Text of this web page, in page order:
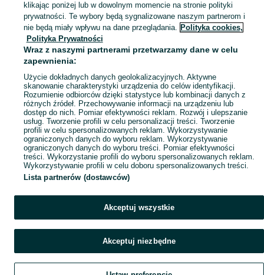
Mapa kategorii
Mapa miejscowości
Mapa ministron
Popularne wyszukiwania
klikając poniżej lub w dowolnym momencie na stronie polityki
prywatności. Te wybory będą sygnalizowane naszym partnerom i
nie będą miały wpływu na dane przeglądania. Polityka cookies,
Polityka Prywatności
Wraz z naszymi partnerami przetwarzamy dane w celu
zapewnienia:
Użycie dokładnych danych geolokalizacyjnych. Aktywne
skanowanie charakterystyki urządzenia do celów identyfikacji.
Rozumienie odbiorców dzięki statystyce lub kombinacji danych z
różnych źródeł. Przechowywanie informacji na urządzeniu lub
dostęp do nich. Pomiar efektywności reklam. Rozwój i ulepszanie
usług. Tworzenie profili w celu personalizacji treści. Tworzenie
profili w celu spersonalizowanych reklam. Wykorzystywanie
ograniczonych danych do wyboru reklam. Wykorzystywanie
ograniczonych danych do wyboru treści. Pomiar efektywności
treści. Wykorzystanie profili do wyboru spersonalizowanych reklam.
Wykorzystywanie profili w celu doboru spersonalizowanych treści.
Lista partnerów (dostawców)
Akceptuj wszystkie
Akceptuj niezbędne